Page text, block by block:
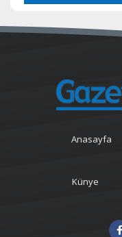
Anasayfa
Künye